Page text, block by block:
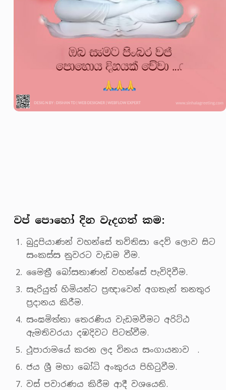
වප් පොහෝ දින වැදගත් කම:
බුදුපියාණන් වහන්සේ තව්තිසා දෙව් ලොව සිට
සංකස්ස නුවරට වැඩම වීම.
මෛත්‍රී බෝසතාණන් වහන්සේ පැවිදිවීම.
සැරියුත් හිමියන්ට ප්‍රඥාවෙන් අගතැන් තනතුර
ප්‍රදානය කිරීම.
සංඝමිත්තා තෙරණිය වැඩමවීමට අරිට්ඨ
ඇමතිවරයා දඹදිවට පිටත්වීම.
ථූපාරාමයේ කරන ලද විනය සංගායනාව .
ජය ශ්‍රී මහා බෝධි අංකුරය පිහිටුවීම.
වස් පවාරණය කිරීම ආදී වශයෙනි.